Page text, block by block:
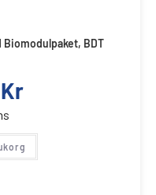
Biomodulpaket, BDT
Kr